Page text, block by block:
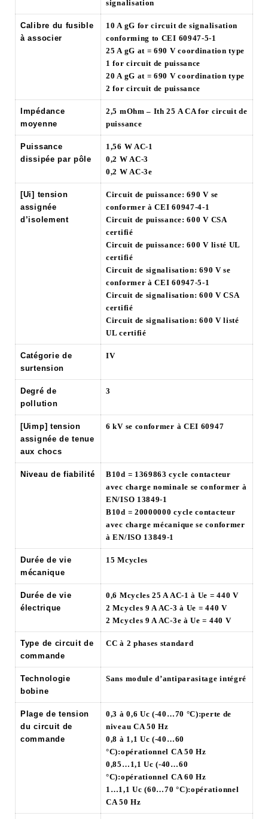
signalisation
Calibre du fusible
à associer
10 A gG for circuit de signalisation
conforming to CEI 60947-5-1
25 A gG at = 690 V coordination type
1 for circuit de puissance
20 A gG at = 690 V coordination type
2 for circuit de puissance
Impédance
moyenne
2,5 mOhm – Ith 25 A CA for circuit de
puissance
Puissance
dissipée par pôle
1,56 W AC-1
0,2 W AC-3
0,2 W AC-3e
[Ui] tension
assignée
d’isolement
Circuit de puissance: 690 V se
conformer à CEI 60947-4-1
Circuit de puissance: 600 V CSA
certifié
Circuit de puissance: 600 V listé UL
certifié
Circuit de signalisation: 690 V se
conformer à CEI 60947-5-1
Circuit de signalisation: 600 V CSA
certifié
Circuit de signalisation: 600 V listé
UL certifié
Catégorie de
surtension
IV
Degré de
pollution
3
[Uimp] tension
assignée de tenue
aux chocs
6 kV se conformer à CEI 60947
Niveau de fiabilité
B10d = 1369863 cycle contacteur
avec charge nominale se conformer à
EN/ISO 13849-1
B10d = 20000000 cycle contacteur
avec charge mécanique se conformer
à EN/ISO 13849-1
Durée de vie
mécanique
15 Mcycles
Durée de vie
électrique
0,6 Mcycles 25 A AC-1 à Ue = 440 V
2 Mcycles 9 A AC-3 à Ue = 440 V
2 Mcycles 9 A AC-3e à Ue = 440 V
Type de circuit de
commande
CC à 2 phases standard
Technologie
bobine
Sans module d’antiparasitage intégré
Plage de tension
du circuit de
commande
0,3 à 0,6 Uc (-40…70 °C):perte de
niveau CA 50 Hz
0,8 à 1,1 Uc (-40…60
°C):opérationnel CA 50 Hz
0,85…1,1 Uc (-40…60
°C):opérationnel CA 60 Hz
1…1,1 Uc (60…70 °C):opérationnel
CA 50 Hz